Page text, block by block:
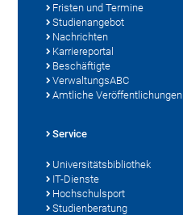
Fristen und Termine
Studienangebot
Nachrichten
Karriereportal
Beschäftigte
VerwaltungsABC
Amtliche Veröffentlichungen
Service
Universitätsbibliothek
IT-Dienste
Hochschulsport
Studienberatung